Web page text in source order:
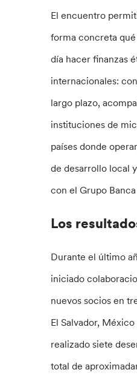
El encuentro
forma concreta
día hacer finanzas
internacionales:
largo plazo,
instituciones de
países donde
de desarrollo local
con el Grupo
Los
Durante el último
iniciado
nuevos socios en
El Salvador,
realizado siete
total de